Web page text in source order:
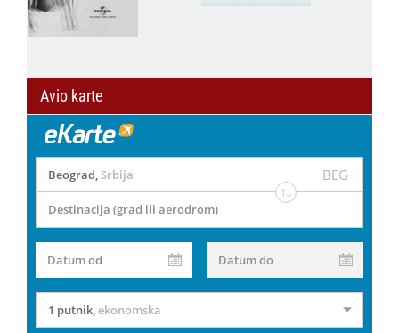
Avio karte
Beograd, Srbija BEG
Destinacija (grad ili aerodrom)
Datum od Datum do
1 putnik,ekonomska